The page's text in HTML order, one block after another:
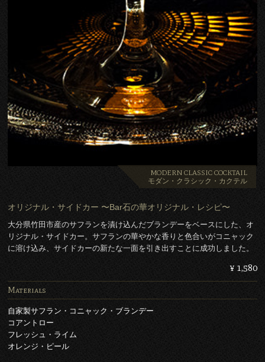
MODERN CLASSIC COCKTAIL
モダン・クラシック・カクテル
オリジナル・サイドカー 〜Bar石の華オリジナル・レシピ〜
大分県竹田市産のサフランを漬け込んだブランデーをベースにした、オ
リジナル・サイドカー。サフランの華やかな香りと色合いがコニャック
に溶け込み、サイドカーの新たな一面を引き出すことに成功しました。
¥ 1,580
Materials
自家製サフラン・コニャック・ブランデー
コアントロー
フレッシュ・ライム
オレンジ・ピール